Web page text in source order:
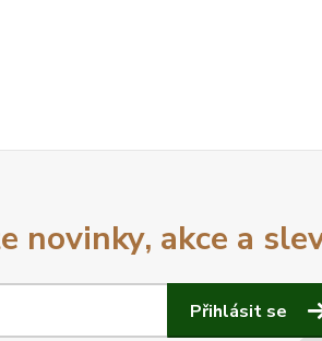
novinky, akce a
Přihlásit se